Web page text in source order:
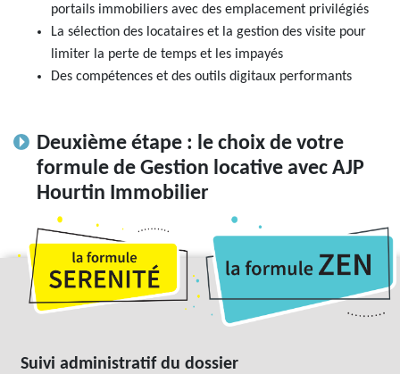
portails immobiliers avec des emplacement privilégiés
La sélection des locataires et la gestion des visite pour
limiter la perte de temps et les impayés
Des compétences et des outils digitaux performants
Deuxième étape : le choix de votre
formule de Gestion locative avec AJP
Hourtin Immobilier
Suivi administratif du dossier